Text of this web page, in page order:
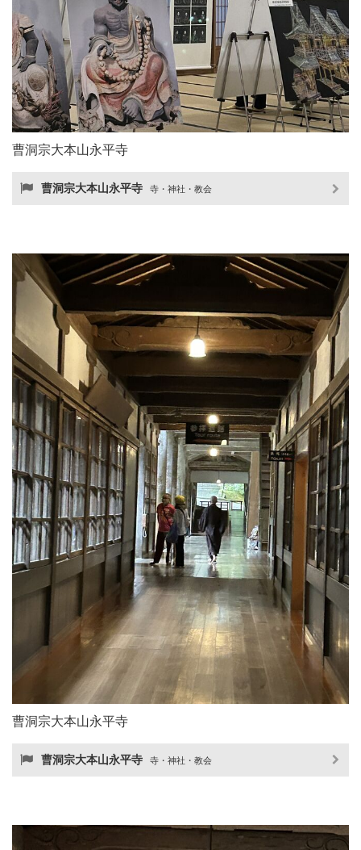
曹洞宗大本山永平寺
曹洞宗大本山永平寺 寺・神社・教会
曹洞宗大本山永平寺
曹洞宗大本山永平寺 寺・神社・教会